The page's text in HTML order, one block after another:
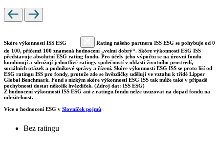
Skóre výkonnosti ISS ESG
Rating našeho partnera ISS ESG se pohybuje od 0
do 100, přičemž 100 znamená hodnocení „velmi dobrý“. Skóre výkonnosti ESG ISS
představuje absolutní ESG rating fondu. Pro účely jeho výpočtu se na úrovni fondu
kombinují a sdružují jednotlivé ratingy společností v oblasti životního prostředí,
sociálních otázek a podnikové správy a řízení. Skóre výkonnosti ESG ISS se proto liší od
ESG ratingu ISS pro fondy, protože zde se hvězdičky udělují ve vztahu k třídě Lipper
Global Benchmark. Fond s nízkým skóre výkonnosti ESG ISS tak může také v případě
pochybností dostat několik hvězdiček. (Zdroj dat: ISS ESG)
Z hodnocení výkonnosti ISS ESG ani z ratingu fondu nelze usuzovat na dopad fondu na
udržitelnost.
Více o hodnocení ESG v Slovníček pojmů
Bez ratingu